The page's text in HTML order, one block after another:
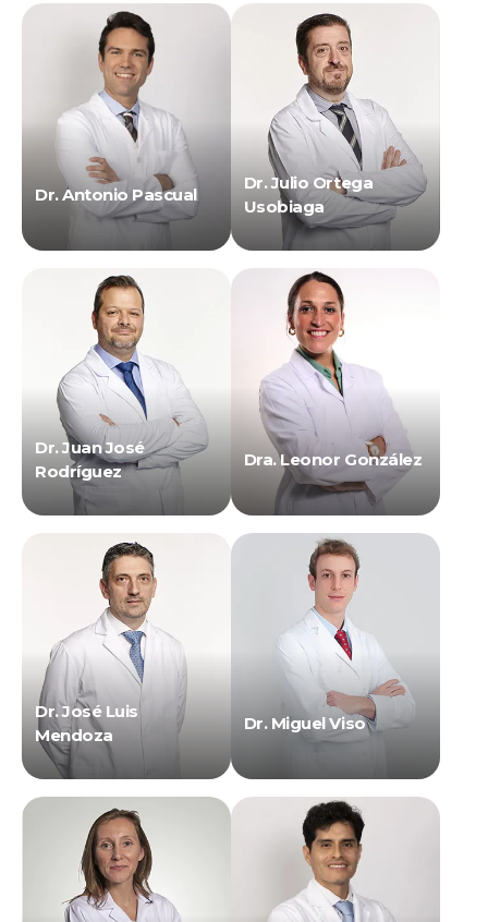
Dr. Antonio Pascual
Dr. Julio Ortega
Usobiaga
Dr. Juan José
Rodríguez
Dra. Leonor González
Dr. José Luis
Mendoza
Dr. Miguel Viso